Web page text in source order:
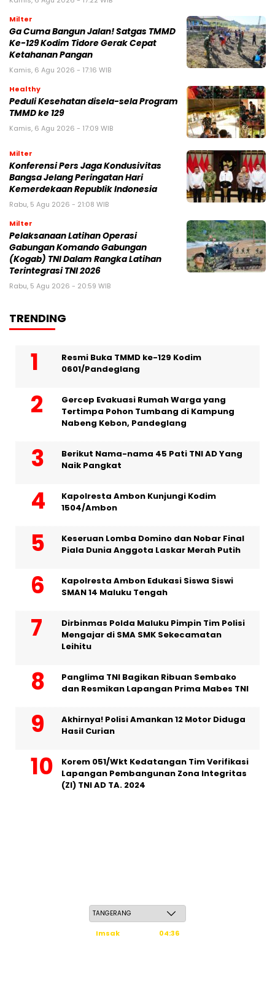
Milter
Ga Cuma Bangun Jalan! Satgas TMMD
Ke-129 Kodim Tidore Gerak Cepat
Ketahanan Pangan
Kamis, 6 Agu 2026 - 17:16 WIB
Healthy
Peduli Kesehatan disela-sela Program
TMMD ke 129
Kamis, 6 Agu 2026 - 17:09 WIB
Milter
Konferensi Pers Jaga Kondusivitas
Bangsa Jelang Peringatan Hari
Kemerdekaan Republik Indonesia
Rabu, 5 Agu 2026 - 21:08 WIB
Milter
Pelaksanaan Latihan Operasi
Gabungan Komando Gabungan
(Kogab) TNI Dalam Rangka Latihan
Terintegrasi TNI 2026
Rabu, 5 Agu 2026 - 20:59 WIB
TRENDING
Resmi Buka TMMD ke-129 Kodim
0601/Pandeglang
Gercep Evakuasi Rumah Warga yang
Tertimpa Pohon Tumbang di Kampung
Nabeng Kebon, Pandeglang
Berikut Nama-nama 45 Pati TNI AD Yang
Naik Pangkat
Kapolresta Ambon Kunjungi Kodim
1504/Ambon
Keseruan Lomba Domino dan Nobar Final
Piala Dunia Anggota Laskar Merah Putih
Kapolresta Ambon Edukasi Siswa Siswi
SMAN 14 Maluku Tengah
Dirbinmas Polda Maluku Pimpin Tim Polisi
Mengajar di SMA SMK Sekecamatan
Leihitu
Panglima TNI Bagikan Ribuan Sembako
dan Resmikan Lapangan Prima Mabes TNI
Akhirnya! Polisi Amankan 12 Motor Diduga
Hasil Curian
Korem 051/Wkt Kedatangan Tim Verifikasi
Lapangan Pembangunan Zona Integritas
(ZI) TNI AD TA. 2024
Imsak
04:36